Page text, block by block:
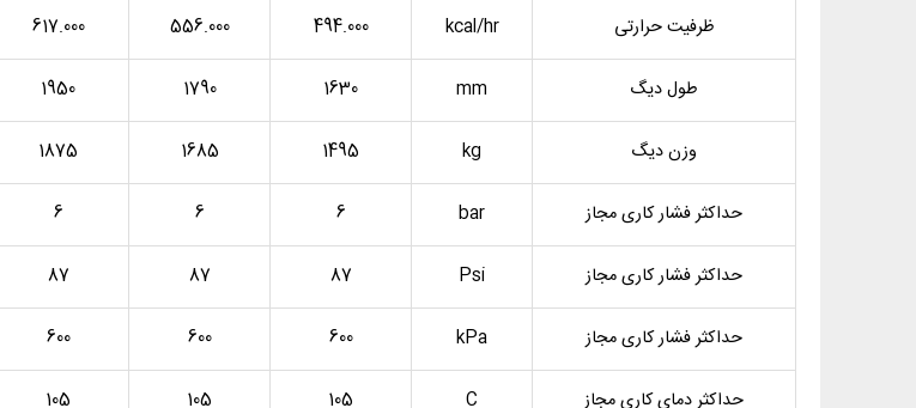
ظرفیت حرارتی kcal/hr
494.000
556.000
617.000
طول دیگ mm
1630
1790
1950
وزن دیگ kg
1495
1685
1875
حداکثر فشار کاری مجاز bar
6
6
6
حداکثر فشار کاری مجاز Psi
87
87
87
حداکثر فشار کاری مجاز kPa
600
600
600
حداکثر دمای کاری مجاز C
105
105
105